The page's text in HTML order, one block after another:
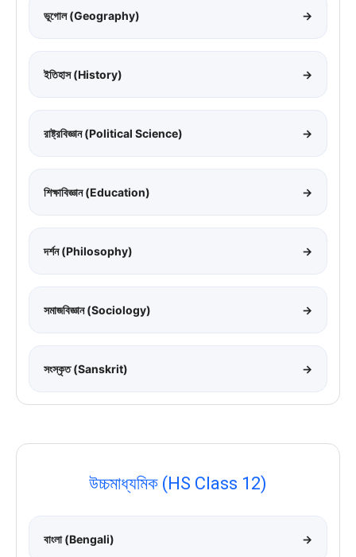
ভূগোল (Geography) →
ইতিহাস (History) →
রাষ্ট্রবিজ্ঞান (Political Science) →
শিক্ষাবিজ্ঞান (Education) →
দর্শন (Philosophy) →
সমাজবিজ্ঞান (Sociology) →
সংস্কৃত (Sanskrit) →
উচ্চমাধ্যমিক (HS Class 12)
বাংলা (Bengali) →